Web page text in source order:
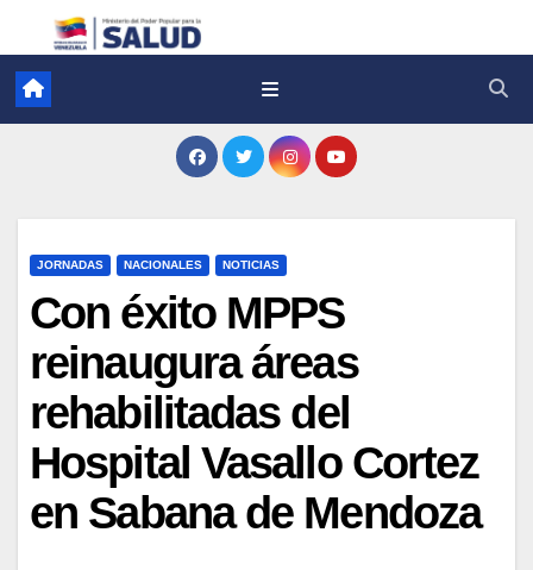
JORNADAS NACIONALES NOTICIAS
Con éxito MPPS
reinaugura áreas
rehabilitadas del
Hospital Vasallo Cortez
en Sabana de Mendoza